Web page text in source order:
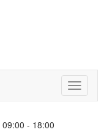
Toggle
09:00 - 18:00